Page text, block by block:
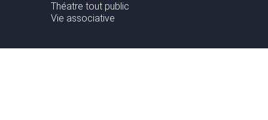
Théatre tout public
Vie associative